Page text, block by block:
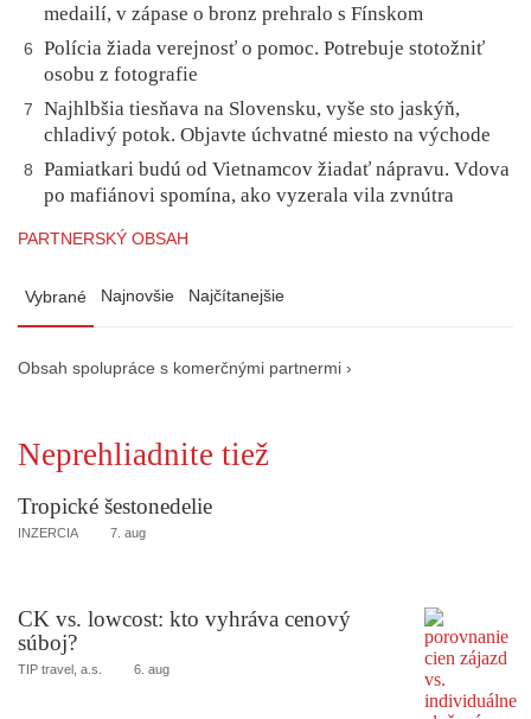
medailí, v zápase o bronz prehralo s Fínskom
6
Polícia žiada verejnosť o pomoc. Potrebuje stotožniť
osobu z fotografie
7
Najhlbšia tiesňava na Slovensku, vyše sto jaskýň,
chladivý potok. Objavte úchvatné miesto na východe
8
Pamiatkari budú od Vietnamcov žiadať nápravu. Vdova
po mafiánovi spomína, ako vyzerala vila zvnútra
PARTNERSKÝ OBSAH
Vybrané Najnovšie Najčítanejšie
Obsah spolupráce s komerčnými partnermi ›
Neprehliadnite tiež
Tropické šestonedelie
INZERCIA 7. aug
CK vs. lowcost: kto vyhráva cenový
súboj?
TIP travel, a.s. 6. aug